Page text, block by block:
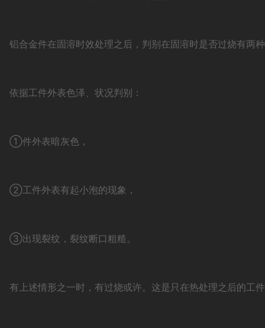
铝合金件在固溶时效处理之后，判别在固溶时是否过烧有两
依据工件外表色泽、状况判别：
①件外表暗灰色，
②工件外表有起小泡的现象，
③出现裂纹，裂纹断口粗糙。
有上述情形之一时，有过烧或许。这是只在热处理之后的工